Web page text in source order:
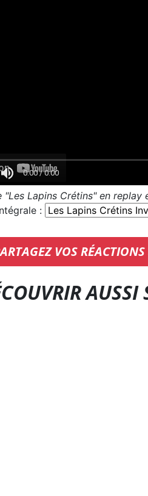
"Les Lapins Crétins" en replay
:
VOS
AUSSI